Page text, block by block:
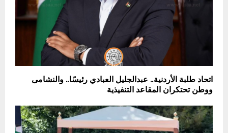
اتحاد طلبة الأردنية.. عبدالجليل العبادي رئيسًا.. والنشامى
ووطن تحتكران المقاعد التنفيذية